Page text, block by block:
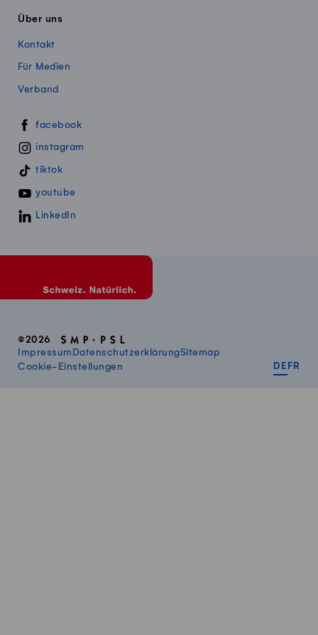
Über uns
Kontakt
Für Medien
Verband
Swissmillk auf Social Media
facebook
instagram
tiktok
youtube
LinkedIn
©2026
Impressum DatenschutzerklärungSitemap
Cookie-Einstellungen
DE FR